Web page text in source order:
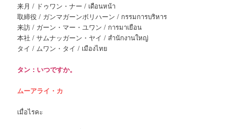
来月 / ドゥワン・ナー / เดือนหน้า
取締役 / ガンマガーンボリハーン / กรรมการบริหาร
来訪 / ガーン・マー・ユワン / การมาเยือน
本社 / サムナッガーン・ヤイ / สำนักงานใหญ่
タイ / ムワン・タイ / เมืองไทย
タン：いつですか。
ムーアライ・カ
เมื่อไรคะ